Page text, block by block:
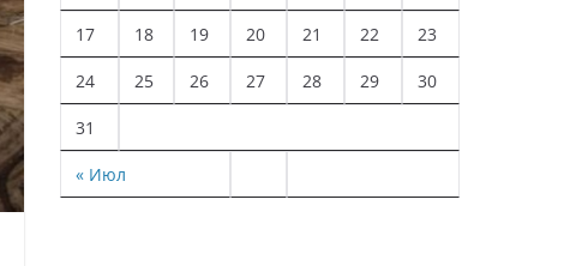
« Июл
17 18 19 20 21 22 23
24 25 26 27 28 29 30
31